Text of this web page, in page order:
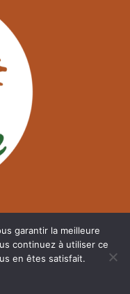
garantir la meilleure
continuez à utiliser ce
en êtes satisfait.